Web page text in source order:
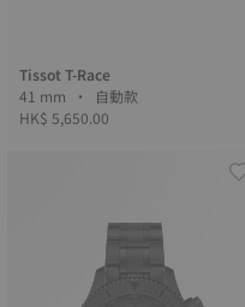
Tissot T-Race
41 mm • 自動款
HK$ 5,650.00